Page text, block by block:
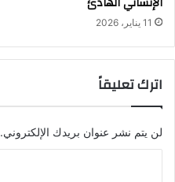
11 يناير، 2026
اترك تعليقاً
لن يتم نشر عنوان بريدك الإلكتروني.